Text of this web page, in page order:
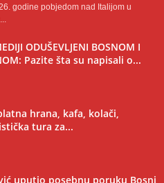
godine pobjedom nad Italijom u
ODUŠEVLJENI BOSNOM I
Pazite šta su napisali o...
hrana, kafa, kolači,
tura za...
uputio posebnu poruku Bosni